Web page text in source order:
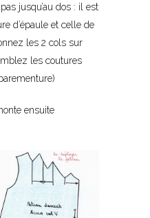
jusqu’au dos : il est
d’épaule et celle de
les 2 cols sur
les coutures
ensuite